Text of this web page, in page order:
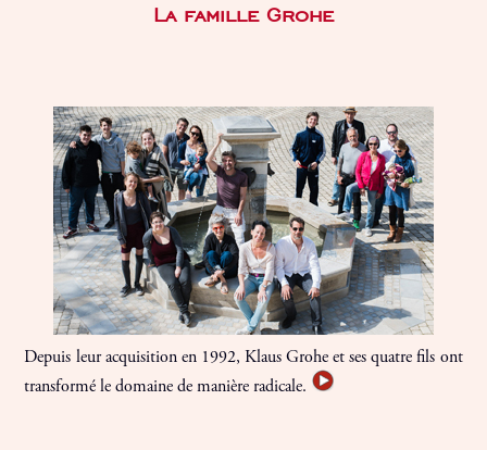
La famille Grohe
Depuis leur acquisition en 1992, Klaus Grohe et ses quatre fils ont
transformé le domaine de manière radicale.